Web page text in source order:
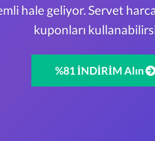
hale geliyor. Servet
kuponları
%81 İNDİRİM Alın